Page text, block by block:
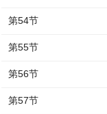
第54节
第55节
第56节
第57节